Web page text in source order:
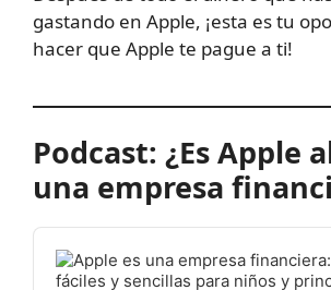
gastando en Apple, ¡esta es tu
hacer que Apple te pague a ti!
Podcast: ¿Es Apple
una empresa
Audio
Player